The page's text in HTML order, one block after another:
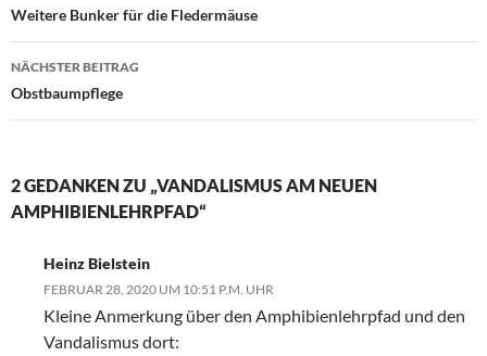
Navigation
Weitere Bunker für die Fledermäuse
NÄCHSTER BEITRAG
Obstbaumpflege
2 GEDANKEN ZU „VANDALISMUS AM NEUEN
AMPHIBIENLEHRPFAD“
Heinz Bielstein
FEBRUAR 28, 2020 UM 10:51 P.M. UHR
Kleine Anmerkung über den Amphibienlehrpfad und den
Vandalismus dort: